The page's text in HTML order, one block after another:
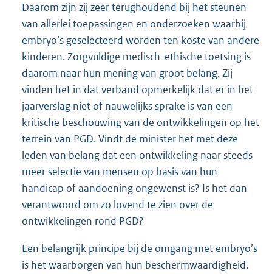
Daarom zijn zij zeer terughoudend bij het steunen
van allerlei toepassingen en onderzoeken waarbij
embryo’s geselecteerd worden ten koste van andere
kinderen. Zorgvuldige medisch-ethische toetsing is
daarom naar hun mening van groot belang. Zij
vinden het in dat verband opmerkelijk dat er in het
jaarverslag niet of nauwelijks sprake is van een
kritische beschouwing van de ontwikkelingen op het
terrein van PGD. Vindt de minister het met deze
leden van belang dat een ontwikkeling naar steeds
meer selectie van mensen op basis van hun
handicap of aandoening ongewenst is? Is het dan
verantwoord om zo lovend te zien over de
ontwikkelingen rond PGD?
Een belangrijk principe bij de omgang met embryo’s
is het waarborgen van hun beschermwaardigheid.